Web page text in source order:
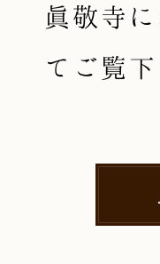
眞敬寺
てご覧下